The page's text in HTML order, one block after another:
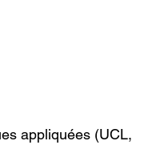
appliquées (UCL,